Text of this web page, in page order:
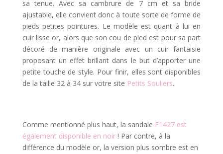
sa tenue. Avec sa cambrure de 7 cm et sa bride
ajustable, elle convient donc à toute sorte de forme de
pieds petites pointures. Le modèle est quant à lui en
cuir lisse or, alors que son cou de pied est pour sa part
décoré de manière originale avec un cuir fantaisie
proposant un effet brillant dans le but d’apporter une
petite touche de style. Pour finir, elles sont disponibles
de la taille 32 à 34 sur votre site Petits Souliers.
Comme mentionné plus haut, la sandale F1427 est
également disponible en noir! Par contre, à la
différence du modèle or, la version plus sombre est en